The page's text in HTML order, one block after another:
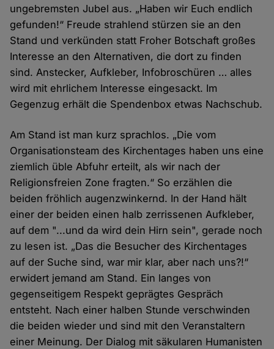
ungebremsten Jubel aus. „Haben wir Euch endlich
gefunden!“ Freude strahlend stürzen sie an den
Stand und verkünden statt Froher Botschaft großes
Interesse an den Alternativen, die dort zu finden
sind. Anstecker, Aufkleber, Infobroschüren … alles
wird mit ehrlichem Interesse eingesackt. Im
Gegenzug erhält die Spendenbox etwas Nachschub.
Am Stand ist man kurz sprachlos. „Die vom
Organisationsteam des Kirchentages haben uns eine
ziemlich üble Abfuhr erteilt, als wir nach der
Religionsfreien Zone fragten.“ So erzählen die
beiden fröhlich augenzwinkernd. In der Hand hält
einer der beiden einen halb zerrissenen Aufkleber,
auf dem "...und da wird dein Hirn sein", gerade noch
zu lesen ist. „Das die Besucher des Kirchentages
auf der Suche sind, war mir klar, aber nach uns?!“
erwidert jemand am Stand. Ein langes von
gegenseitigem Respekt geprägtes Gespräch
entsteht. Nach einer halben Stunde verschwinden
die beiden wieder und sind mit den Veranstaltern
einer Meinung. Der Dialog mit säkularen Humanisten